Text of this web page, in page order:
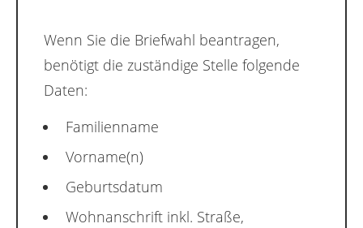
Wenn Sie die Briefwahl beantragen,
benötigt die zuständige Stelle folgende
Daten:
Familienname
Vorname(n)
Geburtsdatum
Wohnanschrift inkl. Straße,